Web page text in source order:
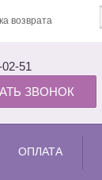
возврата
51
ЗВОНОК
ОПЛАТА